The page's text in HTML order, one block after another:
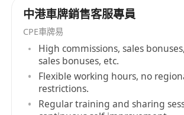
中港車牌銷售客服專員
CPE車牌易
High commissions, sales
sales bonuses, etc.
Flexible working hours, no
restrictions.
Regular training and sharing